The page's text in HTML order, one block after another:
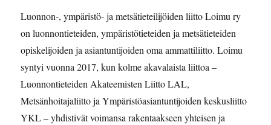
Luonnon-, ympäristö- ja metsätieteilijöiden liitto Loimu ry
on luonnontieteiden, ympäristötieteiden ja metsätieteiden
opiskelijoiden ja asiantuntijoiden oma ammattiliitto. Loimu
syntyi vuonna 2017, kun kolme akavalaista liittoa –
Luonnontieteiden Akateemisten Liitto LAL,
Metsänhoitajaliitto ja Ympäristöasiantuntijoiden keskusliitto
YKL – yhdistivät voimansa rakentaakseen yhteisen ja